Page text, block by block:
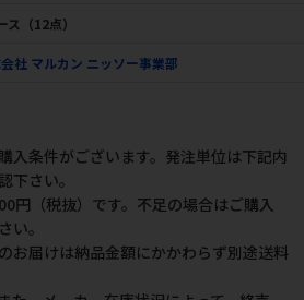
ス（12点）
社 マルカン ニッソー事業部
入条件がございます。発注単位は下記内
下さい。
円（税抜）です。不足の場合はご購入
い。
お届けは納品金額にかかわらず別途送料